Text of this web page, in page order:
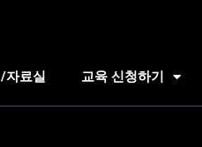
자료실 교육 신청하기